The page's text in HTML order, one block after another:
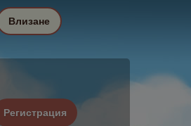
Регистрация
Влизане